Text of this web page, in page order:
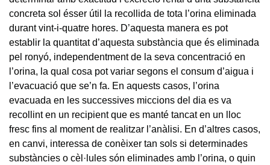
concreta sol ésser útil la recollida de tota l’orina eliminada
durant vint-i-quatre hores. D’aquesta manera es pot
establir la quantitat d’aquesta substància que és eliminada
pel ronyó, independentment de la seva concentració en
l’orina, la qual cosa pot variar segons el consum d’aigua i
l’evacuació que se’n fa. En aquests casos, l’orina
evacuada en les successives miccions del dia es va
recollint en un recipient que es manté tancat en un lloc
fresc fins al moment de realitzar l’anàlisi. En d’altres casos,
en canvi, interessa de conèixer tan sols si determinades
substàncies o cèl·lules són eliminades amb l’orina, o quin